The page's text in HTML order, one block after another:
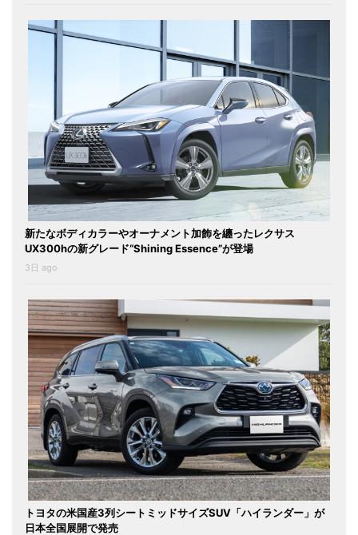
新たなボディカラーやオーナメント加飾を纏ったレクサス
UX300hの新グレード“Shining Essence”が登場
3日 ago
トヨタの米国産3列シートミッドサイズSUV「ハイランダー」が
日本全国展開で発売